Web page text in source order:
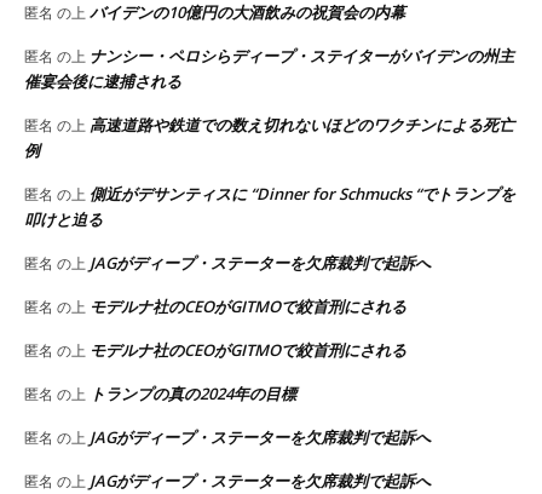
匿名 の上バイデンの10億円の大酒飲みの祝賀会の内幕
匿名 の上 ナンシー・ペロシらディープ・ステイターがバイデンの州主
催宴会後に逮捕される
匿名 の上 高速道路や鉄道での数え切れないほどのワクチンによる死亡
例
匿名 の上 側近がデサンティスに “Dinner for Schmucks “でトランプを
叩けと迫る
匿名 の上 JAGがディープ・ステーターを欠席裁判で起訴へ
匿名 の上 モデルナ社のCEOがGITMOで絞首刑にされる
匿名 の上 モデルナ社のCEOがGITMOで絞首刑にされる
匿名 の上 トランプの真の2024年の目標
匿名 の上 JAGがディープ・ステーターを欠席裁判で起訴へ
匿名 の上 JAGがディープ・ステーターを欠席裁判で起訴へ